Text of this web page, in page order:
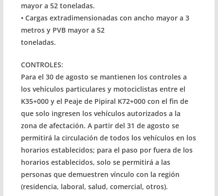
mayor a 52 toneladas.
• Cargas extradimensionadas con ancho mayor a 3
metros y PVB mayor a 52
toneladas.
CONTROLES:
Para el 30 de agosto se mantienen los controles a
los vehículos particulares y motociclistas entre el
K35+000 y el Peaje de Pipiral K72+000 con el fin de
que solo ingresen los vehículos autorizados a la
zona de afectación. A partir del 31 de agosto se
permitirá la circulación de todos los vehículos en los
horarios establecidos; para el paso por fuera de los
horarios establecidos, solo se permitirá a las
personas que demuestren vínculo con la región
(residencia, laboral, salud, comercial, otros).